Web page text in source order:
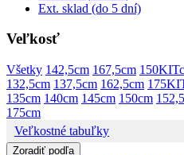
Ext. sklad (do 5 dní)
Veľkosť
Všetky 142,5cm 167,5cm
132,5cm 137,5cm 162,5cm
135cm 140cm 145cm 150cm
175cm
Veľkostné tabuľky
Zoradiť podľa